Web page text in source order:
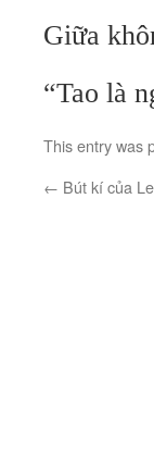
Giữa
“Tao là
This entry was
← Bút kí của